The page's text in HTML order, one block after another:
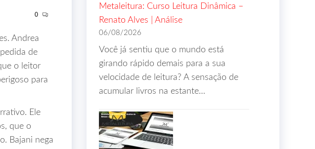
0
Andrea
de
o leitor
para
Ele
que o
Bajani nega
Metaleitura: Curso Leitura Dinâmica –
Renato Alves | Análise
06/08/2026
Você já sentiu que o mundo está
girando rápido demais para a sua
velocidade de leitura? A sensação de
acumular livros na estante…